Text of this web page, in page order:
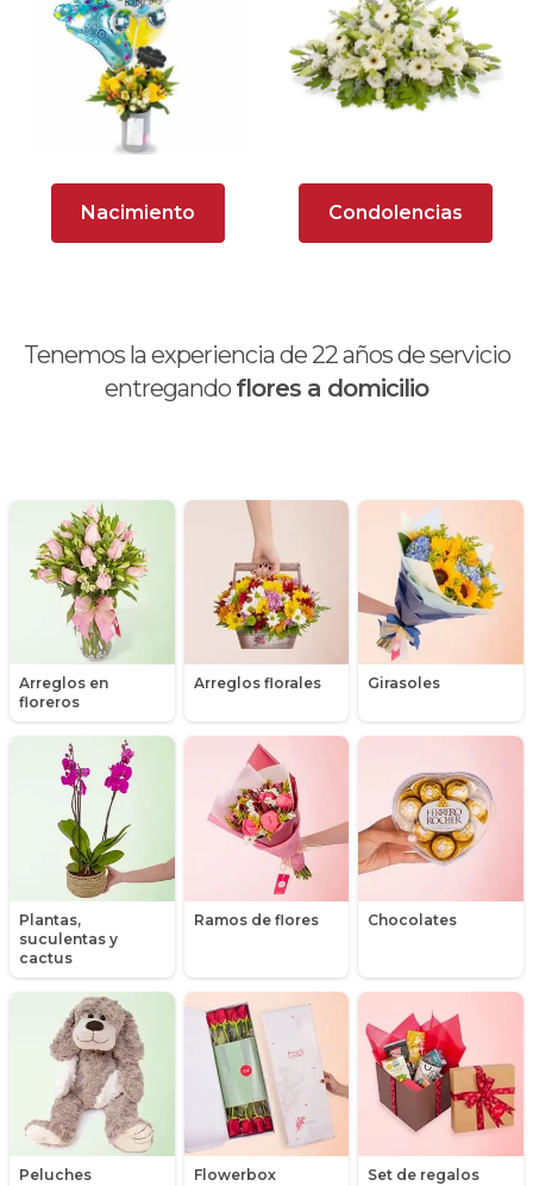
Nacimiento Condolencias
Tenemos la experiencia de 22años de servicio
entregando flores a domicilio
Arreglos en
floreros
Arreglos florales Girasoles
Plantas,
suculentas y
cactus
Ramos de flores Chocolates
Peluches Flowerbox Set de regalos
Arreglos Florales para Eventos
Arreglos florales románticos
Ave del Paraíso (Strelitzia)
Chocolates y galletas
Día de la secretaria
Flores y Regalos de Navidad
Gerberas
Girasoles
Globos
Graduación
Hipericum
Libros
Maules
Mensajes
Minirosas
Nacimiento de niños